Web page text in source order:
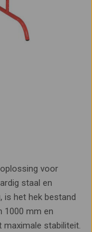
voor
staal en
is het hek bestand
1000 mm en
stabiliteit.